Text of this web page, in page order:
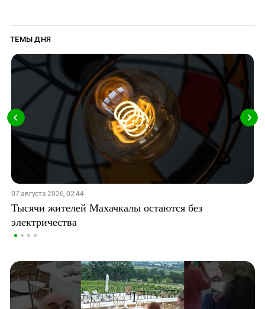
ТЕМЫ ДНЯ
07 августа 2026, 02:44
Тысячи жителей Махачкалы остаются без
электричества